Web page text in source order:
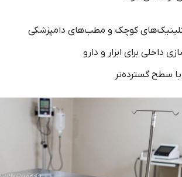
کوچک و مطب‌های دامپزشکی
داخلی برای ابزار و دارو
سطح گسترده‌تر